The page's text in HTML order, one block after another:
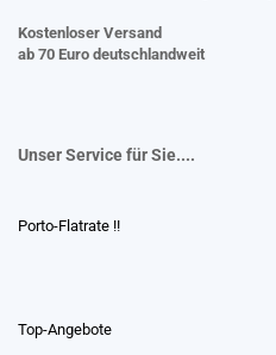
Kostenloser Versand
ab 70 Euro deutschlandweit
Unser Service für Sie....
Porto-Flatrate !!
Top-Angebote